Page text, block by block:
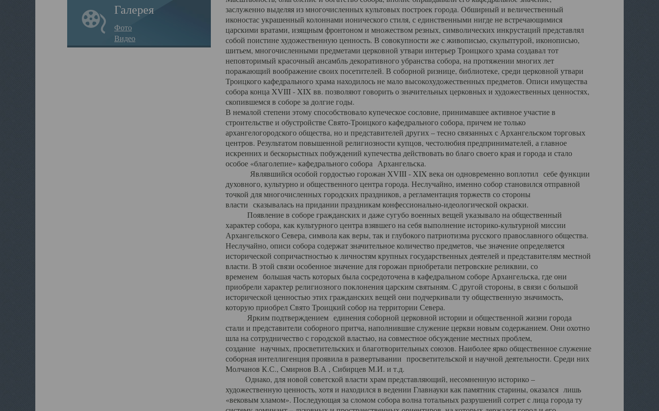
Галерея
Фото
Видео
заслуженно выделяя из многочисленных культовых построек города. Обширный и величественный
иконостас украшенный колоннами ионического стиля, с единственными нигде не встречающимися
царскими вратами, изящным фронтоном и множеством резных, символических инкрустаций представлял
собой поистине художественную ценность. В совокупности же с живописью, скульптурой, иконописью,
шитьем, многочисленными предметами церковной утвари интерьер Троицкого храма создавал тот
неповторимый красочный ансамбль декоративного убранства собора, на протяжении многих лет
поражающий воображение своих посетителей. В соборной ризнице, библиотеке, среди церковной утвари
Троицкого кафедрального храма находилось не мало высокохудожественных предметов. Описи имущества
собора конца XVIII - XIX вв. позволяют говорить о значительных церковных и художественных ценностях,
скопившемся в соборе за долгие годы.
В немалой степени этому способствовало купеческое сословие, принимавшее активное участие в
строительстве и обустройстве Свято-Троицкого кафедрального собора, причем не только
архангелогородского общества, но и представителей других – тесно связанных с Архангельском торговых
центров. Результатом повышенной религиозности купцов, честолюбия предпринимателей, а главное
искренних и бескорыстных побуждений купечества действовать во благо своего края и города и стало
особое «благолепие» кафедрального собора Архангельска.
Являвшийся особой гордостью горожан XVIII - XIX века он одновременно воплотил себе функции
духовного, культурно и общественного центра города. Неслучайно, именно собор становился отправной
точкой для многочисленных городских праздников, а регламентация торжеств со стороны
власти сказывалась на придании праздникам конфессионально-идеологической окраски.
Появление в соборе гражданских и даже сугубо военных вещей указывало на общественный
характер собора, как культурного центра взявшего на себя выполнение историко-культурной миссии
Архангельского Севера, символа как веры, так и глубокого патриотизма русского православного общества.
Неслучайно, описи собора содержат значительное количество предметов, чье значение определяется
исторической сопричастностью к личностям крупных государственных деятелей и представителям местной
власти. В этой связи особенное значение для горожан приобретали петровские реликвии, со
временем большая часть которых была сосредоточена в кафедральном соборе Архангельска, где они
приобрели характер религиозного поклонения царским святыням. С другой стороны, в связи с большой
исторической ценностью этих гражданских вещей они подчеркивали ту общественную значимость,
которую приобрел Свято Троицкий собор на территории Севера.
Ярким подтверждением единения соборной церковной истории и общественной жизни города
стали и представители соборного притча, наполнившие служение церкви новым содержанием. Они охотно
шла на сотрудничество с городской властью, на совместное обсуждение местных проблем,
создание научных, просветительских и благотворительных союзов. Наиболее ярко общественное служение
соборная интеллигенция проявила в развертывании просветительской и научной деятельности. Среди них
Молчанов К.С., Смирнов В.А , Сибирцев М.И. и т.д.
Однако, для новой советской власти храм представляющий, несомненную историко –
художественную ценность, хотя и находился в ведении Главнауки как памятник старины, оказался лишь
«вековым хламом». Последующая за сломом собора волна тотальных разрушений сотрет с лица города ту